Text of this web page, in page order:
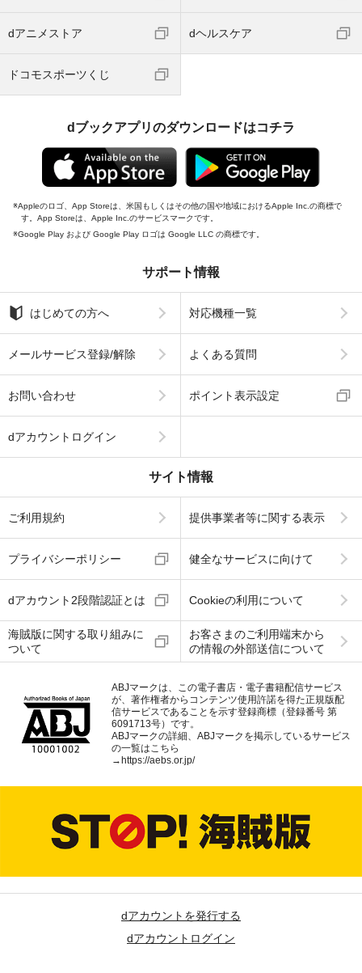
dアニメストア dヘルスケア
ドコモスポーツくじ
dブックアプリのダウンロードはコチラ
Appleのロゴ、App Storeは、米国もしくはその他の国や地域におけるApple Inc.の商標で
す。App Storeは、Apple Inc.のサービスマークです。
Google Play および Google Play ロゴは Google LLC の商標です。
サポート情報
はじめての方へ 対応機種一覧
メールサービス登録/解除 よくある質問
お問い合わせ ポイント表示設定
dアカウントログイン
サイト情報
ご利用規約 提供事業者等に関する表示
プライバシーポリシー 健全なサービスに向けて
dアカウント2段階認証とは Cookieの利用について
海賊版に関する取り組みに
ついて
お客さまのご利用端末から
の情報の外部送信について
ABJマークは、この電子書店・電子書籍配信サービス
が、著作権者からコンテンツ使用許諾を得た正規版配
信サービスであることを示す登録商標（登録番号 第
6091713号）です。
ABJマークの詳細、ABJマークを掲示しているサービス
の一覧はこちら
→ https://aebs.or.jp/
dアカウントを発行する
dアカウントログイン